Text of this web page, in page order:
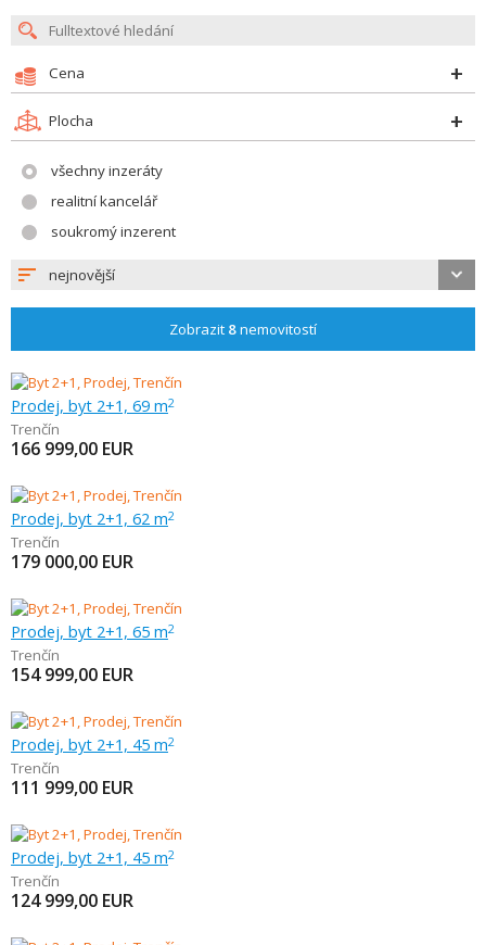
Cena
Plocha
všechny inzeráty
realitní kancelář
soukromý inzerent
nejnovější
Zobrazit 8nemovitostí
Prodej, byt 2+1, 69 m2
Trenčín
166 999,00 EUR
Prodej, byt 2+1, 62 m2
Trenčín
179 000,00 EUR
Prodej, byt 2+1, 65 m2
Trenčín
154 999,00 EUR
Prodej, byt 2+1, 45 m2
Trenčín
111 999,00 EUR
Prodej, byt 2+1, 45 m2
Trenčín
124 999,00 EUR